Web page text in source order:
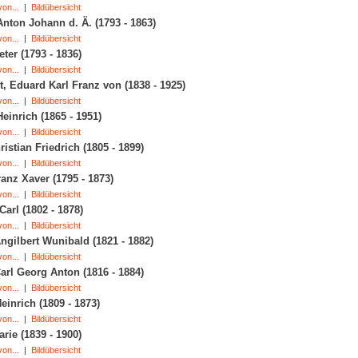
| Bildübersicht
Johann d. Ä. (1793 - 1863)
| Bildübersicht
(1793 - 1836)
| Bildübersicht
Eduard Karl Franz von (1838 - 1925)
| Bildübersicht
(1865 - 1951)
| Bildübersicht
Friedrich (1805 - 1899)
| Bildübersicht
Xaver (1795 - 1873)
| Bildübersicht
(1802 - 1878)
| Bildübersicht
Wunibald (1821 - 1882)
| Bildübersicht
Georg Anton (1816 - 1884)
| Bildübersicht
(1809 - 1873)
| Bildübersicht
(1839 - 1900)
| Bildübersicht